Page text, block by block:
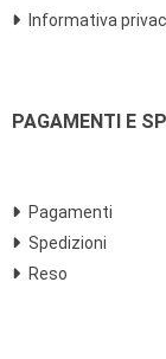
Informativa
PAGAMENTI E
Pagamenti
Spedizioni
Reso